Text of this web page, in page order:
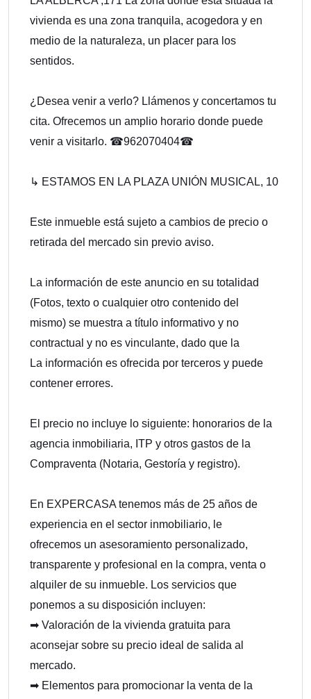
vivienda es una zona tranquila, acogedora y en
medio de la naturaleza, un placer para los
sentidos.
¿Desea venir a verlo? Llámenos y concertamos tu
cita. Ofrecemos un amplio horario donde puede
venir a visitarlo. ☎962070404☎
↳ ESTAMOS EN LA PLAZA UNIÓN MUSICAL, 10
Este inmueble está sujeto a cambios de precio o
retirada del mercado sin previo aviso.
La información de este anuncio en su totalidad
(Fotos, texto o cualquier otro contenido del
mismo) se muestra a título informativo y no
contractual y no es vinculante, dado que la
La información es ofrecida por terceros y puede
contener errores.
El precio no incluye lo siguiente: honorarios de la
agencia inmobiliaria, ITP y otros gastos de la
Compraventa (Notaria, Gestoría y registro).
En EXPERCASA tenemos más de 25 años de
experiencia en el sector inmobiliario, le
ofrecemos un asesoramiento personalizado,
transparente y profesional en la compra, venta o
alquiler de su inmueble. Los servicios que
ponemos a su disposición incluyen:
➡ Valoración de la vivienda gratuita para
aconsejar sobre su precio ideal de salida al
mercado.
➡ Elementos para promocionar la venta de la